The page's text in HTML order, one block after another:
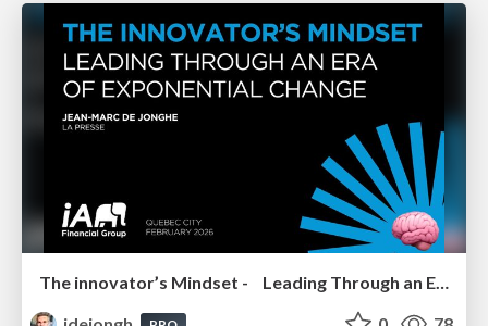
The innovator’s Mindset - Leading Through an Era of Exponential Change - IA Financial Group 2026